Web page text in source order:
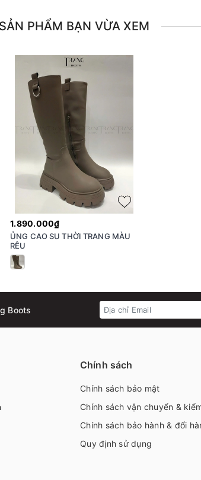
SẢN PHẨM BẠN VỪA XEM
1.890.000₫
ỦNG CAO SU THỜI TRANG MÀU
RÊU
Boots
Chính sách
Chính sách bảo mật
Chính sách vận chuyển &
Chính sách bảo hành & đổi
Quy định sử dụng